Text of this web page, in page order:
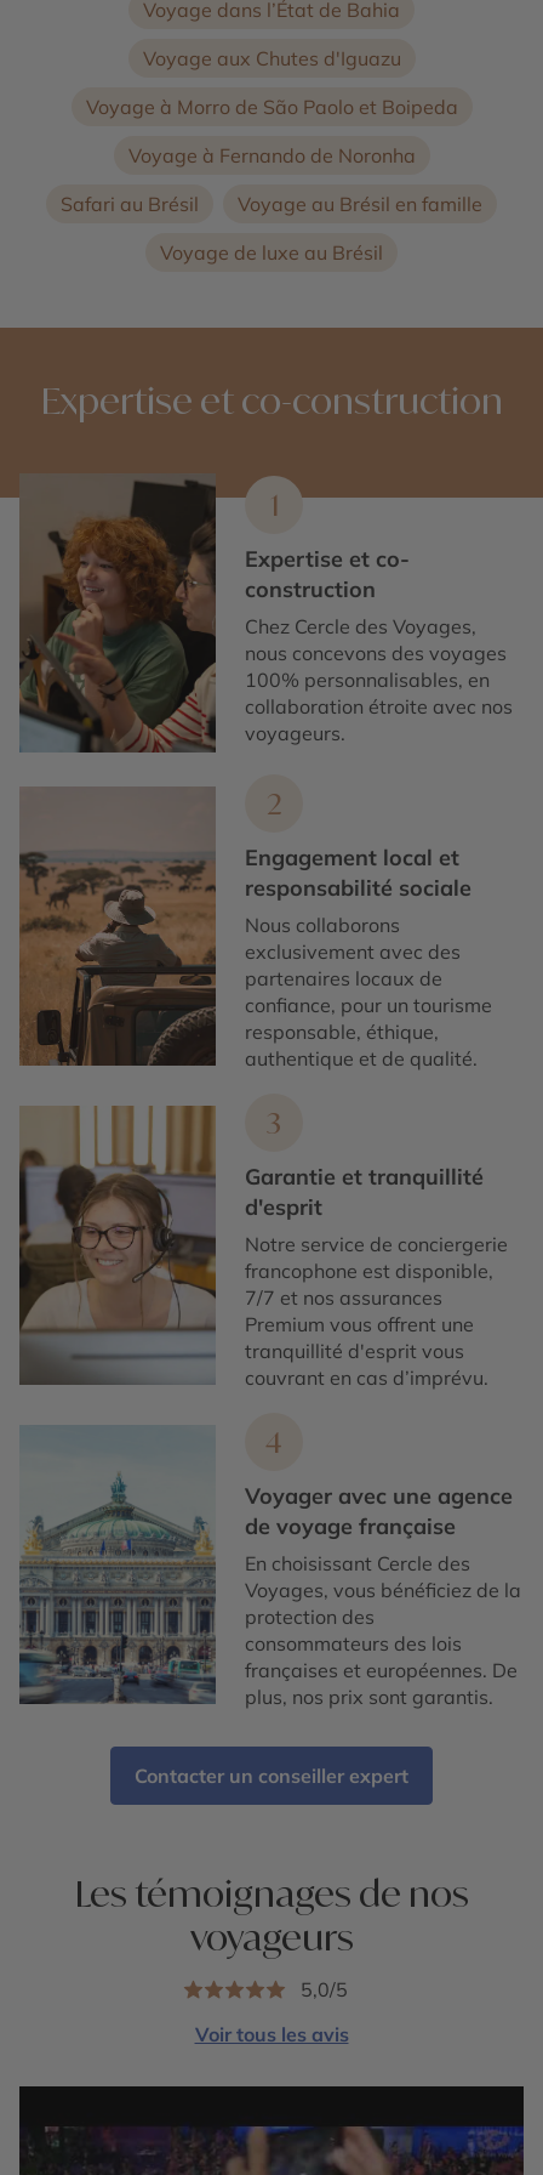
Voyage dans l’État de Bahia
Voyage aux Chutes d'Iguazu
Voyage à Morro de São Paolo et Boipeda
Voyage à Fernando de Noronha
Safari au Brésil
Voyage au Brésil en famille
Voyage de luxe au Brésil
Expertise et co-construction
1
Expertise et co-
construction
Chez Cercle des Voyages,
nous concevons des voyages
100% personnalisables, en
collaboration étroite avec nos
voyageurs.
2
Engagement local et
responsabilité sociale
Nous collaborons
exclusivement avec des
partenaires locaux de
confiance, pour un tourisme
responsable, éthique,
authentique et de qualité.
3
Garantie et tranquillité
d'esprit
Notre service de conciergerie
francophone est disponible,
7/7 et nos assurances
Premium vous offrent une
tranquillité d'esprit vous
couvrant en cas d’imprévu.
4
Voyager avec une agence
de voyage française
En choisissant Cercle des
Voyages, vous bénéficiez de la
protection des
consommateurs des lois
françaises et européennes. De
plus, nos prix sont garantis.
Contacter un conseiller expert
Les témoignages de nos
voyageurs
5,0/5
Voir tous les avis